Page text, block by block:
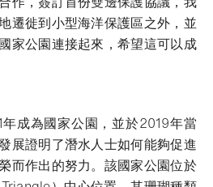
遷徙到小型海洋保護區之外，並
家公園連接起來，希望這可以成
成為國家公園，並於2019年當
展證明了潛水人士如何能夠促進
而作出的努力。該國家公園位於